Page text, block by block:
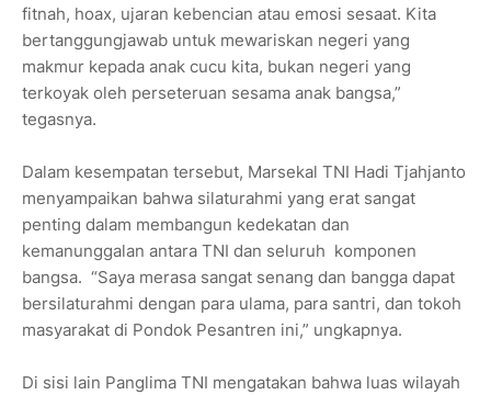
fitnah, hoax, ujaran kebencian atau emosi sesaat. Kita
bertanggungjawab untuk mewariskan negeri yang
makmur kepada anak cucu kita, bukan negeri yang
terkoyak oleh perseteruan sesama anak bangsa,”
tegasnya.
Dalam kesempatan tersebut, Marsekal TNI Hadi Tjahjanto
menyampaikan bahwa silaturahmi yang erat sangat
penting dalam membangun kedekatan dan
kemanunggalan antara TNI dan seluruh komponen
bangsa. “Saya merasa sangat senang dan bangga dapat
bersilaturahmi dengan para ulama, para santri, dan tokoh
masyarakat di Pondok Pesantren ini,” ungkapnya.
Di sisi lain Panglima TNI mengatakan bahwa luas wilayah